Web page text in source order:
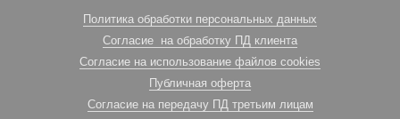
Политика обработки персональных данных
Согласие на обработку ПД клиента
Согласие на использование файлов cookies
Публичная оферта
Согласие на передачу ПД третьим лицам